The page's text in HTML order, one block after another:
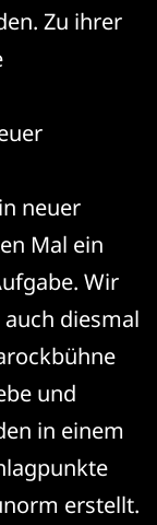
Zu ihrer
neuer
Mal ein
Wir
diesmal
und
in einem
erstellt.